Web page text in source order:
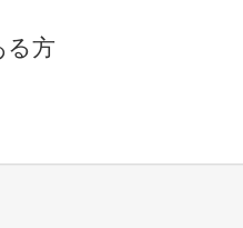
る方